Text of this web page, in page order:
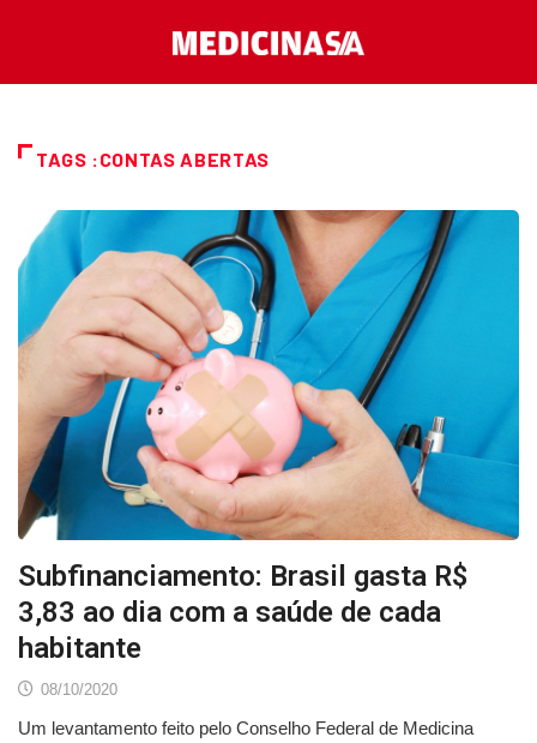
TAGS :CONTAS ABERTAS
Subfinanciamento: Brasil gasta R$
3,83 ao dia com a saúde de cada
habitante
08/10/2020
Um levantamento feito pelo Conselho Federal de Medicina